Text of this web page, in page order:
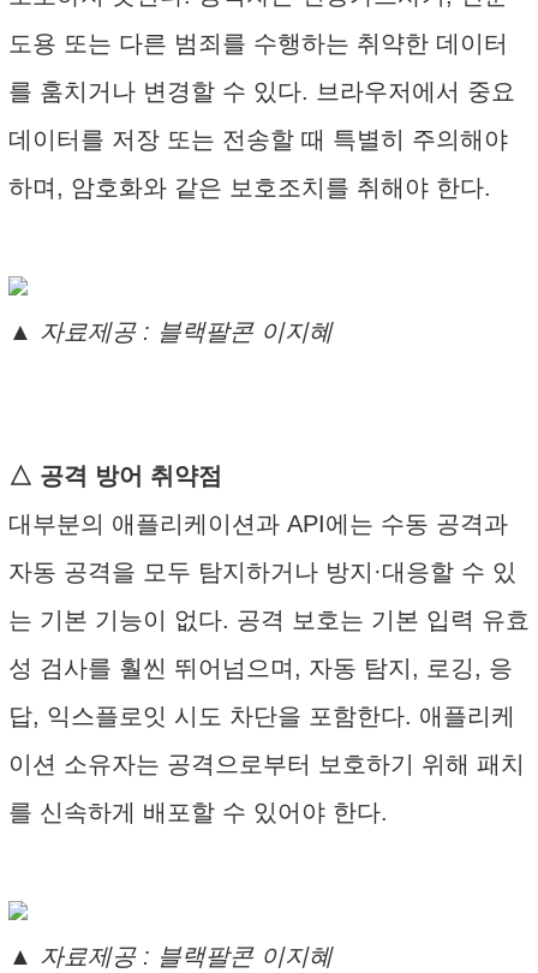
도용 또는 다른 범죄를 수행하는 취약한 데이터
를 훔치거나 변경할 수 있다. 브라우저에서 중요
데이터를 저장 또는 전송할 때 특별히 주의해야
하며, 암호화와 같은 보호조치를 취해야 한다.
▲ 자료제공 : 블랙팔콘 이지혜
△ 공격 방어 취약점
대부분의 애플리케이션과 API에는 수동 공격과
자동 공격을 모두 탐지하거나 방지·대응할 수 있
는 기본 기능이 없다. 공격 보호는 기본 입력 유효
성 검사를 훨씬 뛰어넘으며, 자동 탐지, 로깅, 응
답, 익스플로잇 시도 차단을 포함한다. 애플리케
이션 소유자는 공격으로부터 보호하기 위해 패치
를 신속하게 배포할 수 있어야 한다.
▲ 자료제공 : 블랙팔콘 이지혜